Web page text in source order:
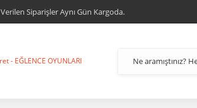
Verilen Siparişler Aynı Gün Kargoda.